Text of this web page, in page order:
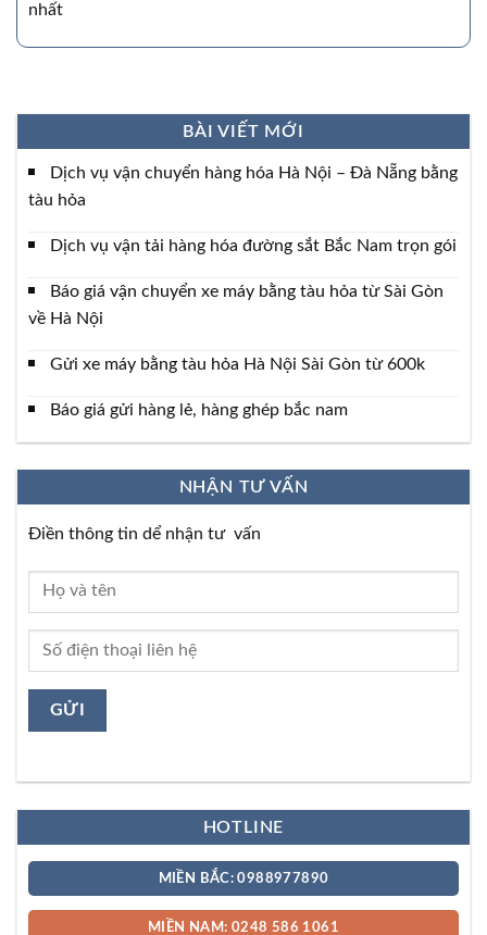
nhất
BÀI VIẾT MỚI
Dịch vụ vận chuyển hàng hóa Hà Nội – Đà Nẵng bằng
tàu hỏa
Dịch vụ vận tải hàng hóa đường sắt Bắc Nam trọn gói
Báo giá vận chuyển xe máy bằng tàu hỏa từ Sài Gòn
về Hà Nội
Gửi xe máy bằng tàu hỏa Hà Nội Sài Gòn từ 600k
Báo giá gửi hàng lẻ, hàng ghép bắc nam
NHẬN TƯ VẤN
Điền thông tin dể nhận tư vấn
HOTLINE
MIỀN BẮC: 0988977890
MIỀN NAM: 0248 586 1061